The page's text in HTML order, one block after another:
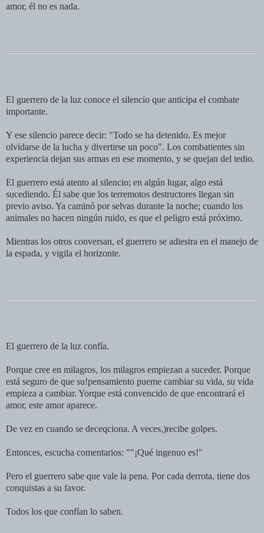
amor, él no es nada.
El guerrero de la luz conoce el silencio que anticipa el combate
importante.
Y ese silencio parece decir: "Todo se ha detenido. Es mejor
olvidarse de la lucha y divertirse un poco". Los combatientes sin
experiencia dejan sus armas en ese momento, y se quejan del tedio.
El guerrero está atento al silencio; en algún lugar, algo está
sucediendo. Él sabe que los terremotos destructores llegan sin
previo aviso. Ya caminó por selvas durante la noche; cuando los
animales no hacen ningún ruido, es que el peligro está próximo.
Mientras los otros conversan, el guerrero se adiestra en el manejo de
la espada, y vigila el horizonte.
El guerrero de la luz confía.
Porque cree en milagros, los milagros empiezan a suceder. Porque
está seguro de que su!pensamiento pueme cambiar su vida, su vida
empieza a cambiar. Yorque está convencido de que encontrará el
amor, este amor aparece.
De vez en cuando se deceqciona. A veces,)recibe golpes.
Entonces, escucha comentarios: ""¡Qué ingenuo es!"
Pero el guerrero sabe que vale la pena. Por cada derrota, tiene dos
conquistas a su favor.
Todos los que confían lo saben.